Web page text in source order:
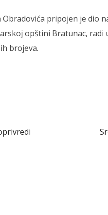
pripojen je dio
opštini Bratunac,
brojeva.